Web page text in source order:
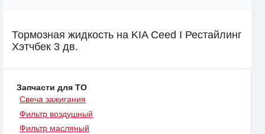
Тормозная жидкость на KIA Ceed I Рестайлинг
Хэтчбек 3 дв.
Запчасти для ТО
Свеча зажигания
Фильтр воздушный
Фильтр масляный